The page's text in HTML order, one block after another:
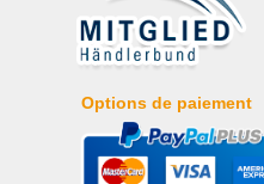
Options de paiement